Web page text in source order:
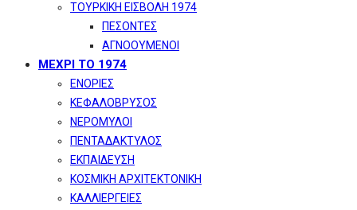
ΤΟΥΡΚΙΚΗ ΕΙΣΒΟΛΗ 1974
ΠΕΣΟΝΤΕΣ
ΑΓΝΟΟΥΜΕΝΟΙ
ΜΕΧΡΙ ΤΟ 1974
ΕΝΟΡΙΕΣ
ΚΕΦΑΛΟΒΡΥΣΟΣ
ΝΕΡΟΜΥΛΟΙ
ΠΕΝΤΑΔΑΚΤΥΛΟΣ
ΕΚΠΑΙΔΕΥΣΗ
ΚΟΣΜΙΚΗ ΑΡΧΙΤΕΚΤΟΝΙΚΗ
ΚΑΛΛΙΕΡΓΕΙΕΣ